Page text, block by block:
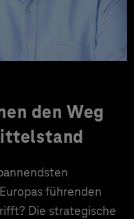
den Weg
führenden
Die strategische